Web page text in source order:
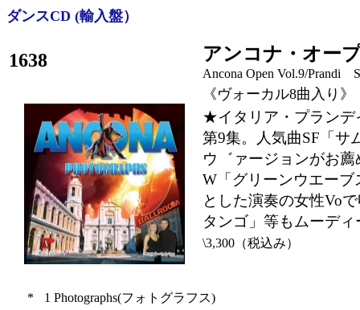
ダンスCD (輸入盤）
1638 アンコナ・オー
Ancona Open Vol.9/Prandi
《ヴォーカル8曲入り》
★イタリア・プランデ
第9集。人気曲SF「サ
ウ゛ァージョンがお
W「グリーンウエー
とした演奏の女性Vo
タンゴ」等もムーデ
\3,300（税込み）
* 1 Photographs(フォトグラフス)